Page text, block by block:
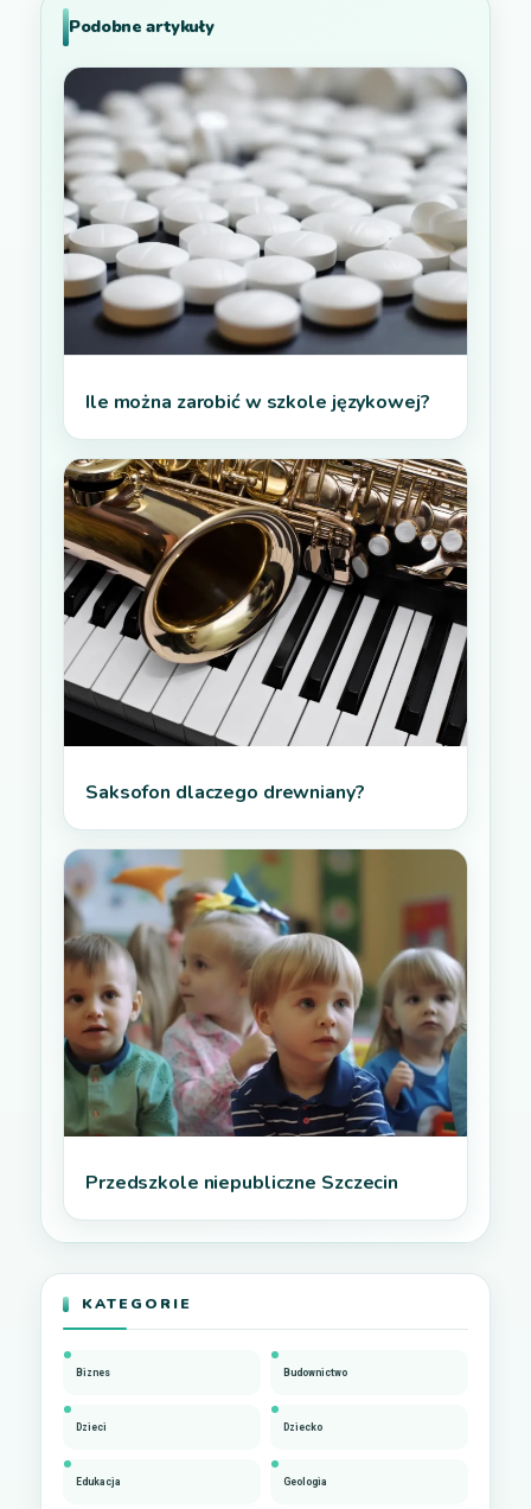
Podobne artykuły
Ile można zarobić w szkole językowej?
Saksofon dlaczego drewniany?
Przedszkole niepubliczne Szczecin
KATEGORIE
Biznes Budownictwo
Dzieci Dziecko
Edukacja Geologia